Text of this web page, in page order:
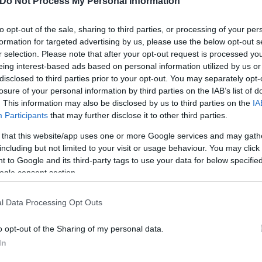
opt-out of the sale, sharing to third parties, or processing of your
for targeted advertising by us, please use the below opt-out
selection. Please note that after your opt-out request is processed
interest-based ads based on personal information utilized by us
to third parties prior to your opt-out. You may separately
of your personal information by third parties on the IAB’s list of
This information may also be disclosed by us to third parties on the
Participants that may further disclose it to other third parties.
that this website/app uses one or more Google services and may
but not limited to your visit or usage behaviour. You may
to Google and its third-party tags to use your data for below
consent section.
Data Processing Opt Outs
opt-out of the Sharing of my personal data.
προσφέροντας
και τις 5.000 €.
Γιώργος
Σκευοφύλαξ